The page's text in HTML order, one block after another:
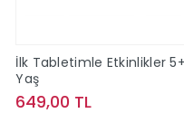
İlk Tabletimle Etkinlikler 5+
Yaş
649,00 TL